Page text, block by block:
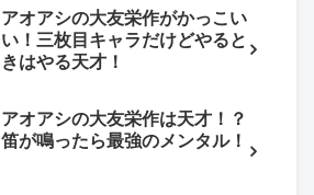
アオアシの大友栄作がかっこい
い！三枚目キャラだけどやると
きはやる天才！
アオアシの大友栄作は天才！？
笛が鳴ったら最強のメンタル！